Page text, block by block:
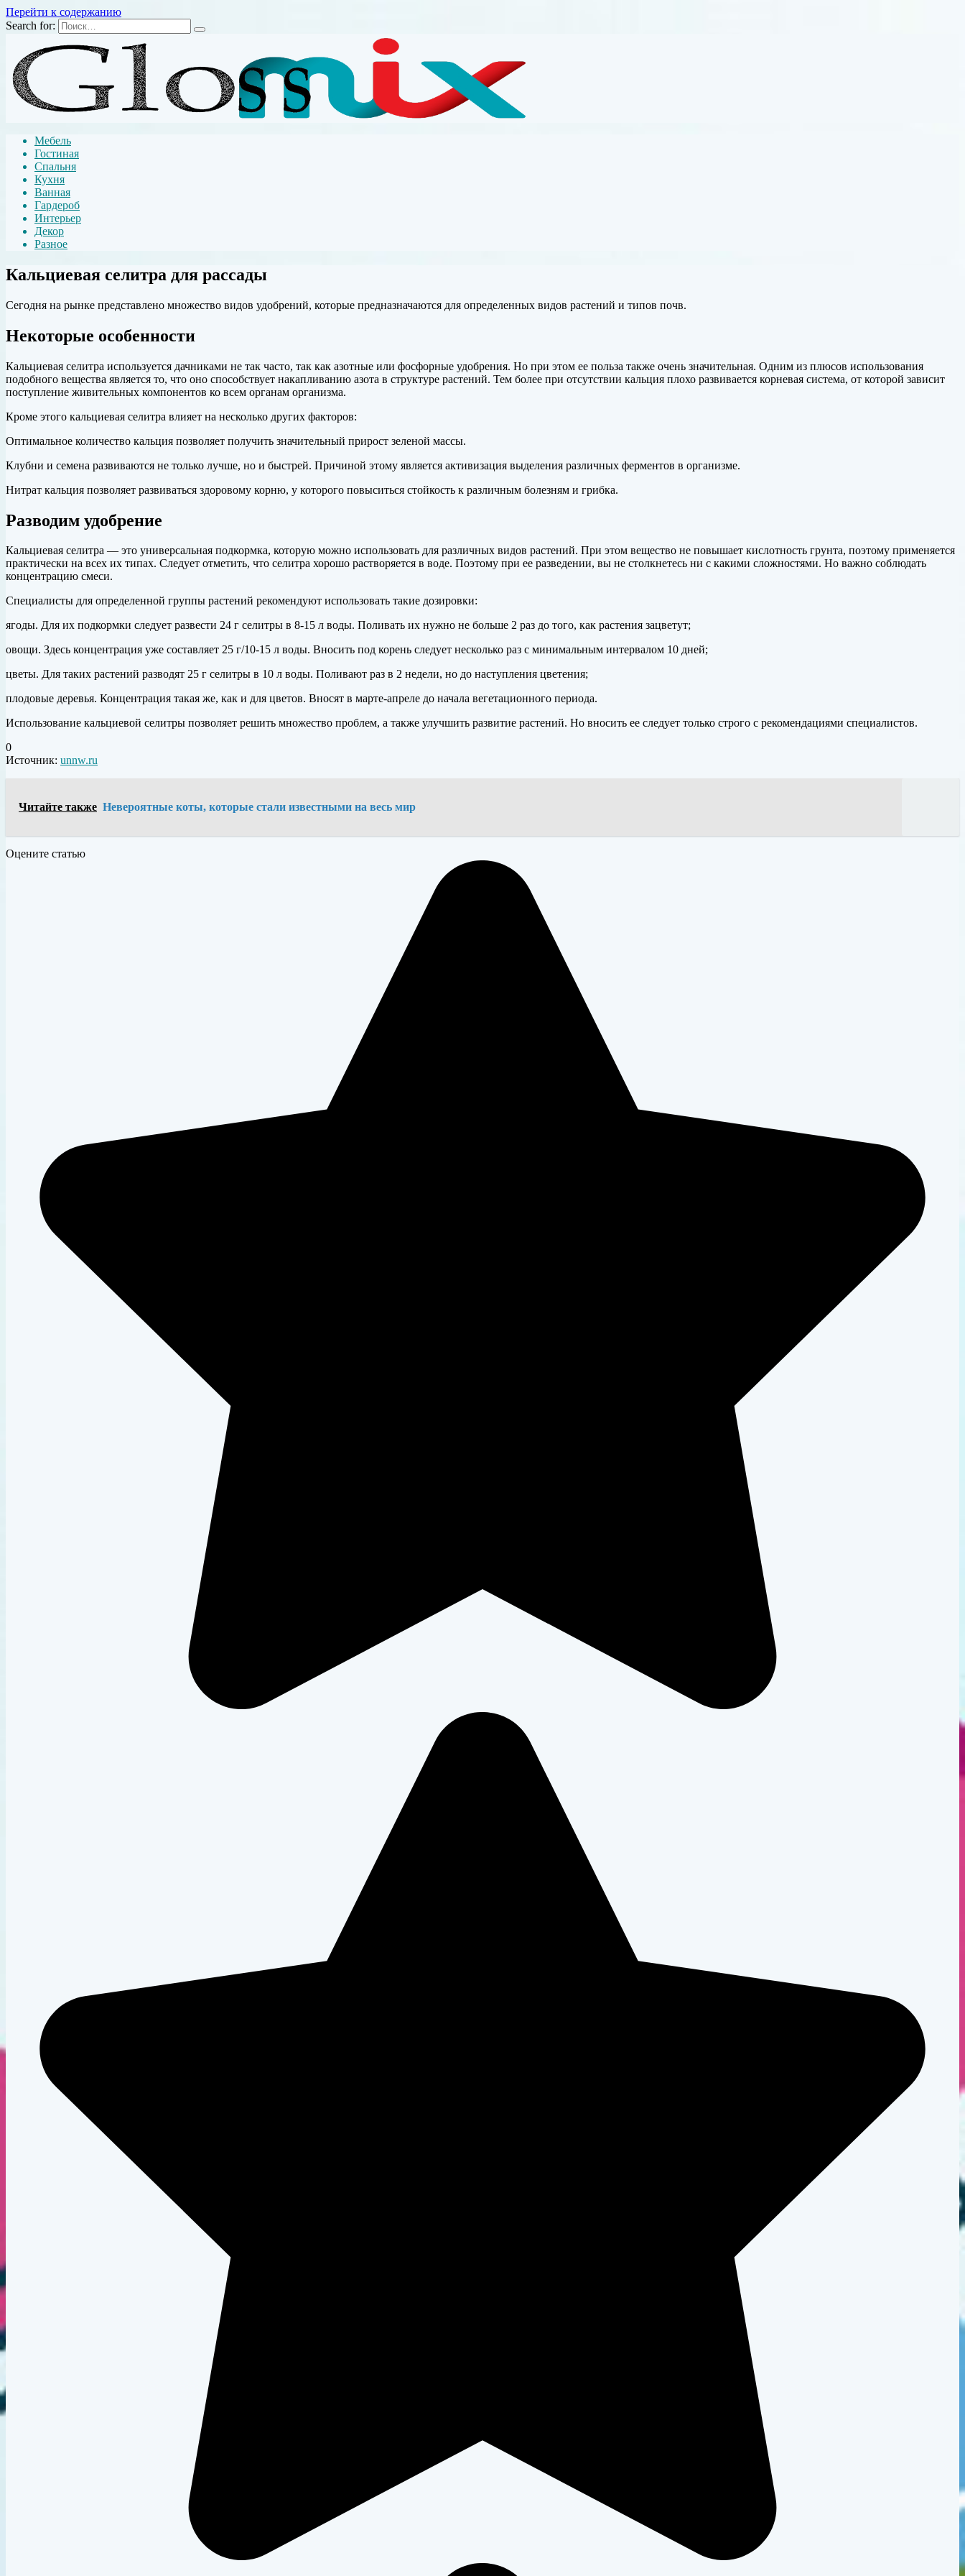
Перейти к содержанию
Search for:
Мебель
Гостиная
Спальня
Кухня
Ванная
Гардероб
Интерьер
Декор
Разное
Кальциевая селитра для рассады
Сегодня на рынке представлено множество видов удобрений, которые предназначаются для определенных видов растений и типов почв.
Некоторые особенности
Кальциевая селитра используется дачниками не так часто, так как азотные или фосфорные удобрения. Но при этом ее польза также очень значительная. Одним из плюсов использования
подобного вещества является то, что оно способствует накапливанию азота в структуре растений. Тем более при отсутствии кальция плохо развивается корневая система, от которой зависит
поступление живительных компонентов ко всем органам организма.
Кроме этого кальциевая селитра влияет на несколько других факторов:
Оптимальное количество кальция позволяет получить значительный прирост зеленой массы.
Клубни и семена развиваются не только лучше, но и быстрей. Причиной этому является активизация выделения различных ферментов в организме.
Нитрат кальция позволяет развиваться здоровому корню, у которого повыситься стойкость к различным болезням и грибка.
Разводим удобрение
Кальциевая селитра — это универсальная подкормка, которую можно использовать для различных видов растений. При этом вещество не повышает кислотность грунта, поэтому применяется
практически на всех их типах. Следует отметить, что селитра хорошо растворяется в воде. Поэтому при ее разведении, вы не столкнетесь ни с какими сложностями. Но важно соблюдать
концентрацию смеси.
Специалисты для определенной группы растений рекомендуют использовать такие дозировки:
ягоды. Для их подкормки следует развести 24 г селитры в 8-15 л воды. Поливать их нужно не больше 2 раз до того, как растения зацветут;
овощи. Здесь концентрация уже составляет 25 г/10-15 л воды. Вносить под корень следует несколько раз с минимальным интервалом 10 дней;
цветы. Для таких растений разводят 25 г селитры в 10 л воды. Поливают раз в 2 недели, но до наступления цветения;
плодовые деревья. Концентрация такая же, как и для цветов. Вносят в марте-апреле до начала вегетационного периода.
Использование кальциевой селитры позволяет решить множество проблем, а также улучшить развитие растений. Но вносить ее следует только строго с рекомендациями специалистов.
0
Источник: unnw.ru
Читайте также Невероятные коты, которые стали известными на весь мир
Оцените статью